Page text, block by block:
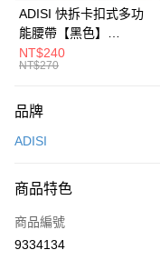
悠遊付
Google Pay
全盈+PAY
大哥付你分期
【大哥付你分期使用說明】
2.付款方式選擇「大哥付你
流程，驗證手機門號後，選
成交易。
3.實際核准額度、可分期數
4.訂單成立30分鐘內，如未
相關說明
AFTEE先享後付是「在收到
便利好安心！
ATM付款
貨到付款
ADISI 快拆卡扣式多功
能腰帶【黑色】
AS26038 / MIT台灣製
NT$240
NT$270
品牌
ADISI
商品特色
商品編號
9334134